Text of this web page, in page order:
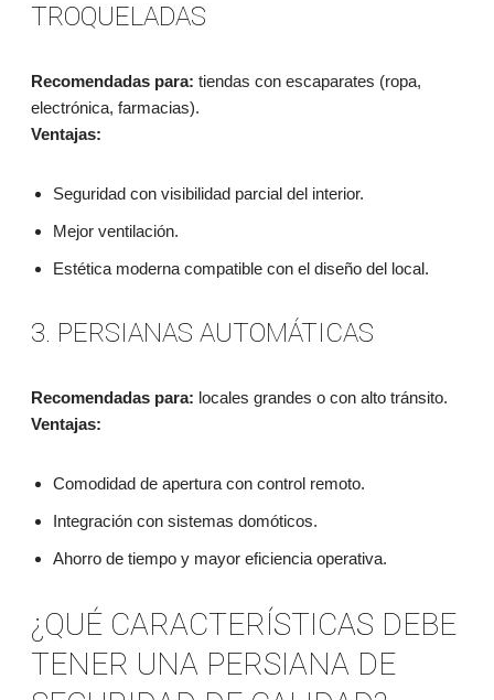
TROQUELADAS
Recomendadas para: tiendas con escaparates (ropa,
electrónica, farmacias).
Ventajas:
Seguridad con visibilidad parcial del interior.
Mejor ventilación.
Estética moderna compatible con el diseño del local.
3. PERSIANAS AUTOMÁTICAS
Recomendadas para: locales grandes o con alto tránsito.
Ventajas:
Comodidad de apertura con control remoto.
Integración con sistemas domóticos.
Ahorro de tiempo y mayor eficiencia operativa.
¿QUÉ CARACTERÍSTICAS DEBE
TENER UNA PERSIANA DE